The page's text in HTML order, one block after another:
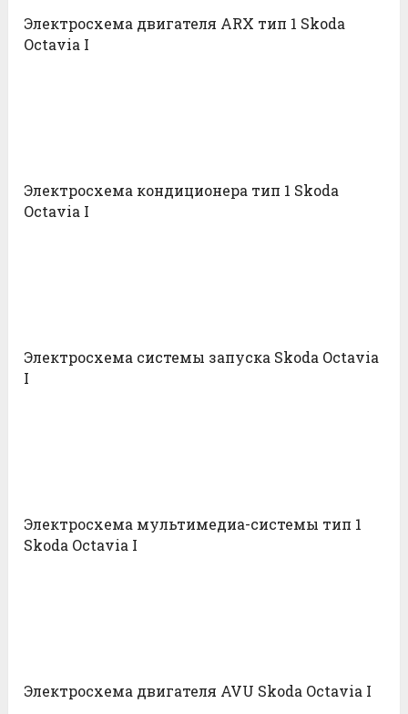
Электросхема двигателя ARX тип 1 Skoda
Octavia I
Электросхема кондиционера тип 1 Skoda
Octavia I
Электросхема системы запуска Skoda Octavia
I
Электросхема мультимедиа-системы тип 1
Skoda Octavia I
Электросхема двигателя AVU Skoda Octavia I